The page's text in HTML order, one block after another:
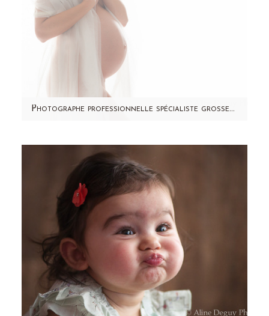
Photographe professionnelle spécialiste grossesse – Séance photo studio – Paris et région parisienne – Ophélie
photo d'Ophélie, magnifique future maman.
Accompagnée du futur…